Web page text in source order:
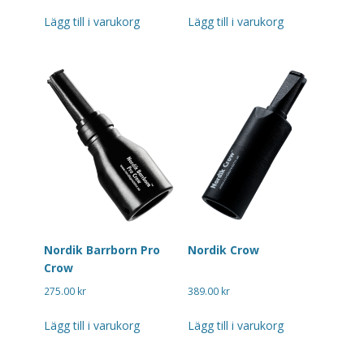
Lägg till i varukorg Lägg till i varukorg
Nordik Barrborn Pro
Crow
275.00 kr
Lägg till i varukorg
Nordik Crow
389.00 kr
Lägg till i varukorg